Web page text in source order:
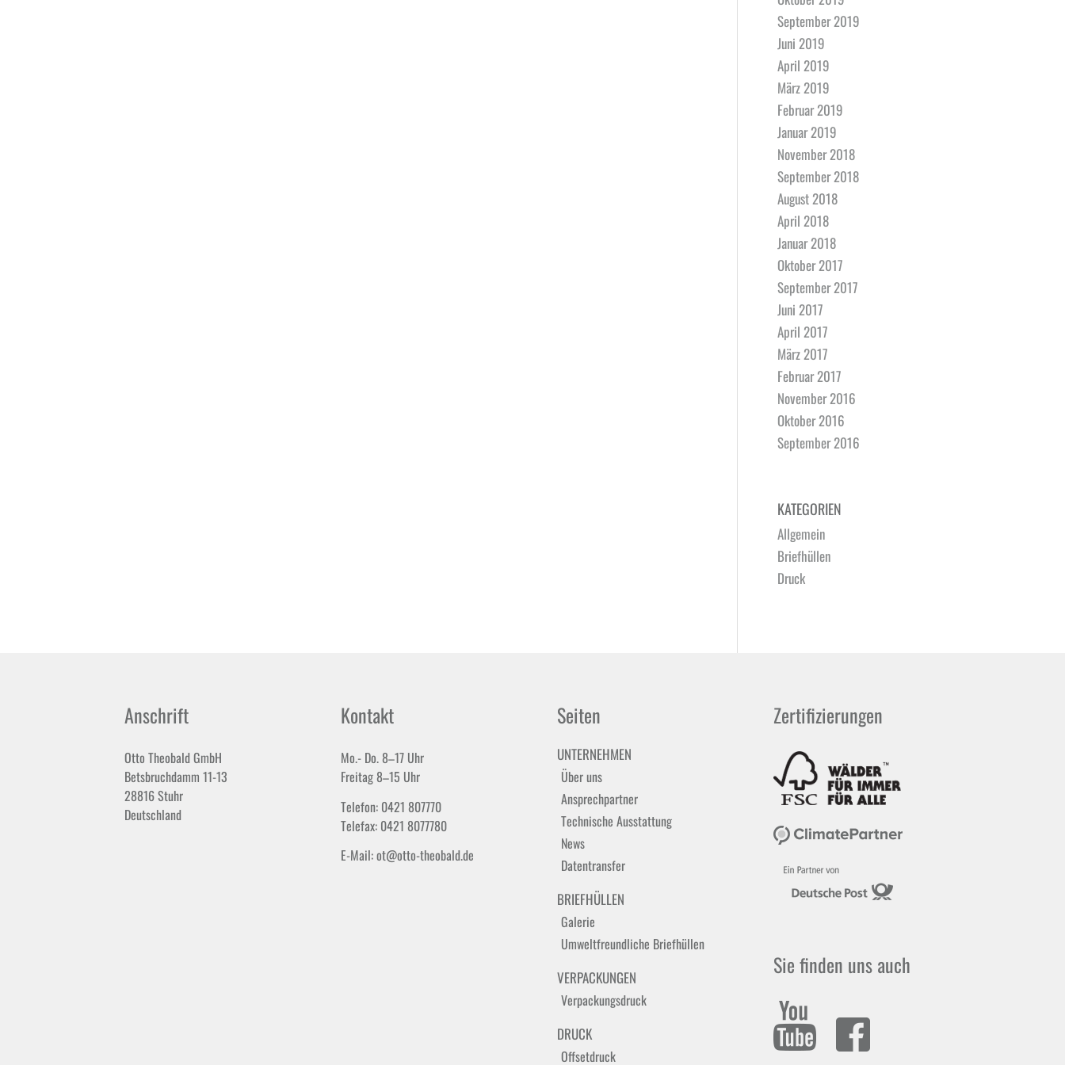
September 2019
Juni 2019
April 2019
März 2019
Februar 2019
Januar 2019
November 2018
September 2018
August 2018
April 2018
Januar 2018
Oktober 2017
September 2017
Juni 2017
April 2017
März 2017
Februar 2017
November 2016
Oktober 2016
September 2016
KATEGORIEN
Allgemein
Briefhüllen
Druck
Anschrift
Otto Theobald GmbH
Betsbruchdamm 11-13
28816 Stuhr
Deutschland
Kontakt
Mo.- Do. 8–17 Uhr
Freitag 8–15 Uhr
Telefon: 0421 807770
Telefax: 0421 8077780
E-Mail: ot@otto-theobald.de
Seiten
UNTERNEHMEN
Über uns
Ansprechpartner
Technische Ausstattung
News
Datentransfer
BRIEFHÜLLEN
Galerie
Umweltfreundliche Briefhüllen
VERPACKUNGEN
Verpackungsdruck
DRUCK
Offsetdruck
Zertifizierungen
Sie finden uns auch